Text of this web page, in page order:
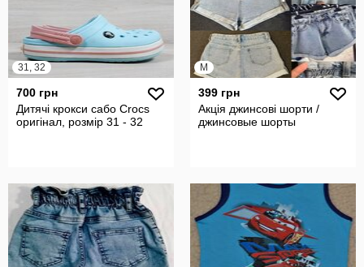
31, 32
700 грн
Дитячі крокси сабо Crocs
оригінал, розмір 31 - 32
M
399 грн
Акція джинсові шорти /
джинсовые шорты